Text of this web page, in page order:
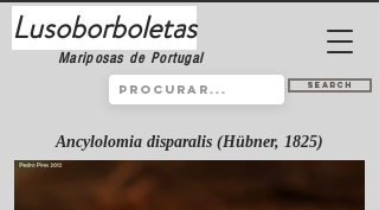
Lusoborboletas
Mariposas de Portugal
Search
Ancylolomia disparalis (Hübner, 1825)